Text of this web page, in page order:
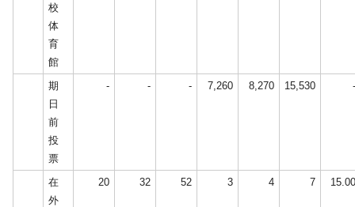
校
体
育
館
期
日
前
投
票
- - - 7,260 8,270 15,530 -
在
外
20 32 52 3 4 7 15.00